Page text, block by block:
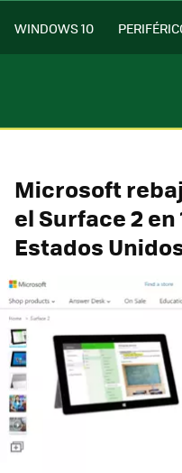
WINDOWS 10
Microsoft
el Surface 2
Estados